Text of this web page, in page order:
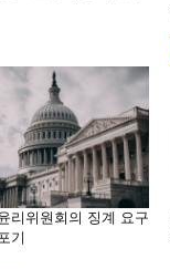
리위원회의 징계 요구
기